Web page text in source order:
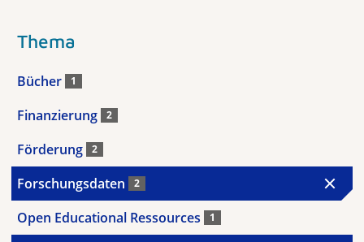
Thema
Bücher 1
Finanzierung 2
Förderung 2
Forschungsdaten 2
Open Educational Ressources 1